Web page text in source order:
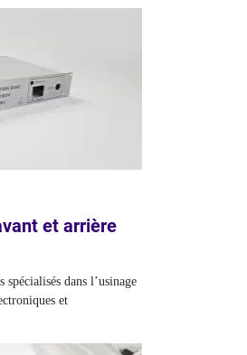
et arrière
dans l’usinage
et